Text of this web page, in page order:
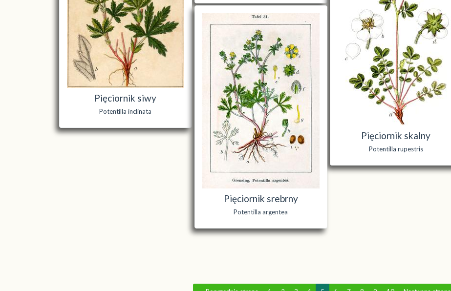
Pięciornik siwy
Potentilla inclinata
Pięciornik skalny
Potentilla rupestris
Pięciornik srebrny
Potentilla argentea